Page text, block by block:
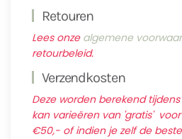
Retouren
Lees onze algemene
retourbeleid.
Verzendkosten
Deze worden berekend
kan varieëren van 'gratis'
€50,- of indien je zelf de